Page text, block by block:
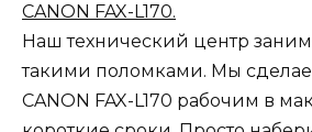
CANON FAX-L170.
Наш технический центр
такими поломками. Мы
CANON FAX-L170 рабочим в